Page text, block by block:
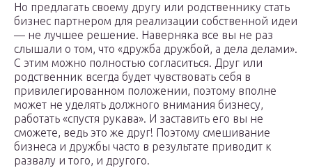
Но предлагать своему другу или родственнику стать
бизнес партнером для реализации собственной идеи
— не лучшее решение. Наверняка все вы не раз
слышали о том, что «дружба дружбой, а дела делами».
С этим можно полностью согласиться. Друг или
родственник всегда будет чувствовать себя в
привилегированном положении, поэтому вполне
может не уделять должного внимания бизнесу,
работать «спустя рукава». И заставить его вы не
сможете, ведь это же друг! Поэтому смешивание
бизнеса и дружбы часто в результате приводит к
развалу и того, и другого.